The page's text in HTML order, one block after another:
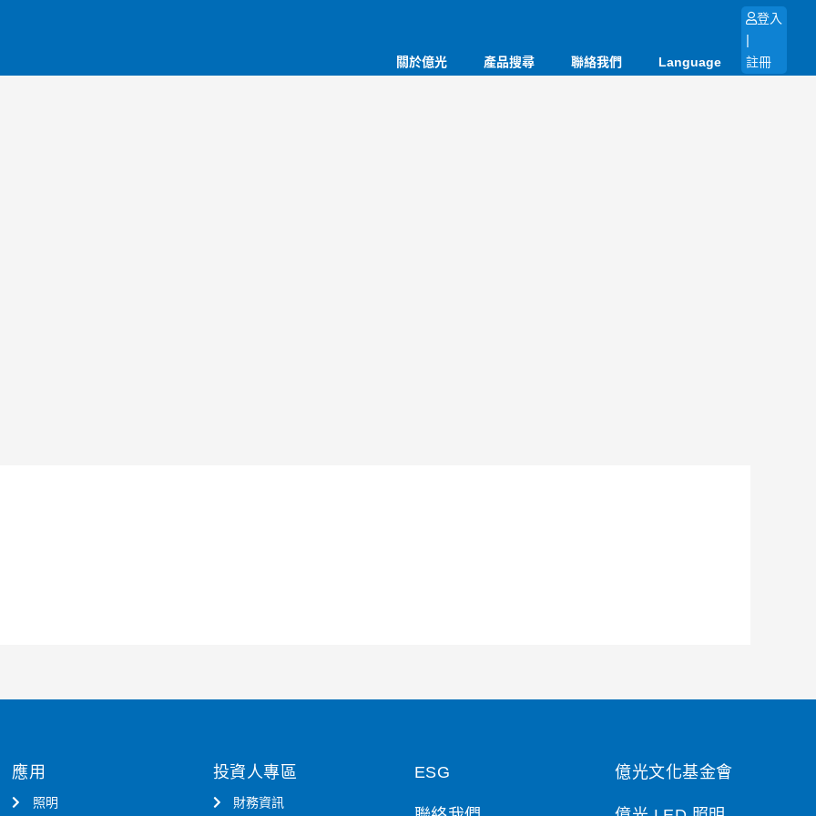
關於億光 產品搜尋 聯絡我們 Language
登入
|
註冊
應用
照明
投資人專區
財務資訊
ESG 億光文化基金會